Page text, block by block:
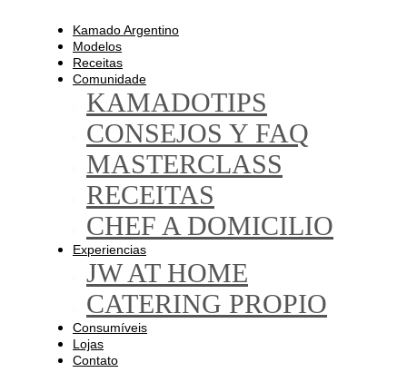
Kamado Argentino
Modelos
Receitas
Comunidade
KAMADOTIPS
CONSEJOS Y FAQ
MASTERCLASS
RECEITAS
CHEF A DOMICILIO
Experiencias
JW AT HOME
CATERING PROPIO
Consumíveis
Lojas
Contato